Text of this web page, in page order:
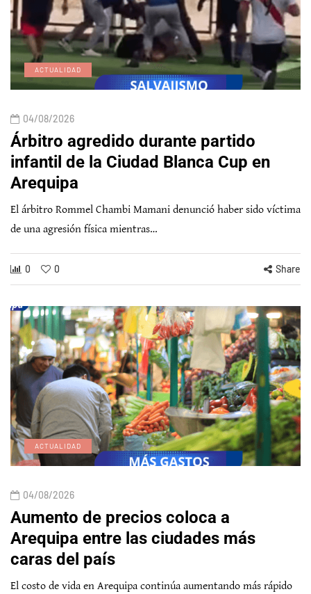
ACTUALIDAD
04/08/2026
Árbitro agredido durante partido
infantil de la Ciudad Blanca Cup en
Arequipa
El árbitro Rommel Chambi Mamani denunció haber sido víctima
de una agresión física mientras…
0 0 Share
ACTUALIDAD
04/08/2026
Aumento de precios coloca a
Arequipa entre las ciudades más
caras del país
El costo de vida en Arequipa continúa aumentando más rápido